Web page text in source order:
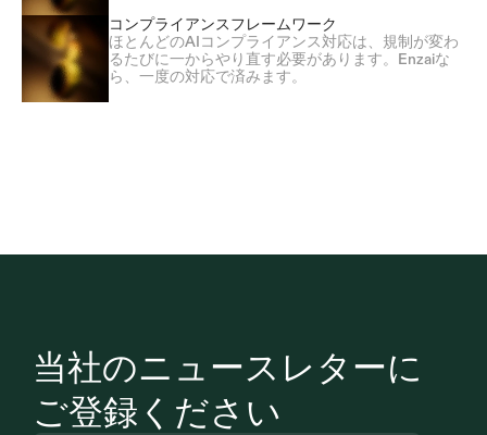
コンプライアンスフレームワーク
ほとんどのAIコンプライアンス対応は、規制が変わ
るたびに一からやり直す必要があります。Enzaiな
ら、一度の対応で済みます。
当社のニュースレターに
ご登録ください